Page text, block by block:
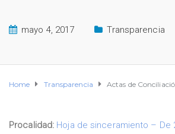
mayo 4, 2017 Transparencia
Home Transparencia Actas de
Procalidad: Hoja de sinceramiento – De